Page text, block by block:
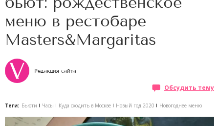
меню в рестобаре
Masters&Margaritas
Редакция сайта
Обсудить тему
Теги: Бьюти Часы Куда сходить в Москве Новый год 2020 Новогоднее меню